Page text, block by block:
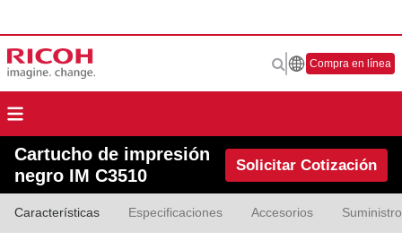
Compra en línea
Cartucho de impresión
negro IM C3510
Solicitar Cotización
Características Especificaciones Accesorios